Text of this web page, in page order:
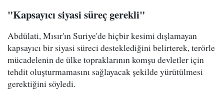
"Kapsayıcı siyasi süreç gerekli"
Abdülati, Mısır'ın Suriye'de hiçbir kesimi dışlamayan
kapsayıcı bir siyasi süreci desteklediğini belirterek, terörle
mücadelenin de ülke topraklarının komşu devletler için
tehdit oluşturmamasını sağlayacak şekilde yürütülmesi
gerektiğini söyledi.